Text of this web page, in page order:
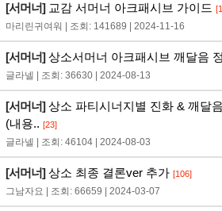
[서머너]교감 서머너 아크패시브 가이드
마리린귀여워 | 조회: 141689 | 2024-11-16
[서머너]상소서머너 아크패시브 깨달음
글라넬 | 조회: 36630 | 2024-08-13
[서머너]상소 파티시너지별 진화 & 깨달
(내용.. [23]
글라넬 | 조회: 46104 | 2024-08-03
[서머너]상소 최종 결론ver 추가 [106]
그남자요 | 조회: 66659 | 2024-03-07